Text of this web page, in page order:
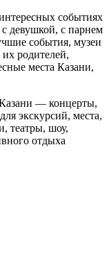
событиях
девушкой, с парнем
события, музеи
родителей,
места Казани,
— концерты,
экскурсий, места,
театры, шоу,
отдыха